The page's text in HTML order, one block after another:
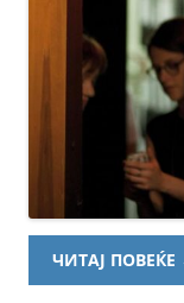
ЧИТАЈ ПОВЕЌЕ